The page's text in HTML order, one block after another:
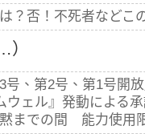
？否！不死者などこ
）
号、第2号、第1号開
ウェル』発動による
黙までの間 能力使用